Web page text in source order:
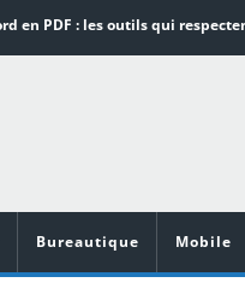
Bureautique Mobile